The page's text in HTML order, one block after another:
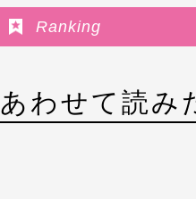
Ranking
あわせて読み